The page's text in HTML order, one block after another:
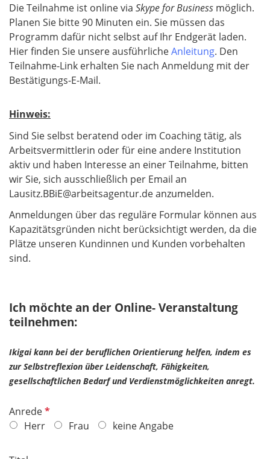
Die Teilnahme ist online via Skype for Business möglich.
Planen Sie bitte 90 Minuten ein. Sie müssen das
Programm dafür nicht selbst auf Ihr Endgerät laden.
Hier finden Sie unsere ausführlicheAnleitung. Den
Teilnahme-Link erhalten Sie nach Anmeldung mit der
Bestätigungs-E-Mail.
Hinweis:
Sind Sie selbst beratend oder im Coaching tätig, als
Arbeitsvermittlerin oder für eine andere Institution
aktiv und haben Interesse an einer Teilnahme, bitten
wir Sie, sich ausschließlich per Email an
Lausitz.BBiE@arbeitsagentur.de anzumelden.
Anmeldungen über das reguläre Formular können aus
Kapazitätsgründen nicht berücksichtigt werden, da die
Plätze unseren Kundinnen und Kunden vorbehalten
sind.
Ich möchte an der Online- Veranstaltung
teilnehmen:
Ikigai kann bei der beruflichen Orientierung helfen, indem es
zur Selbstreflexion über Leidenschaft, Fähigkeiten,
gesellschaftlichen Bedarf und Verdienstmöglichkeiten anregt.
AnredeP
f
Herr Frau keine Angabe